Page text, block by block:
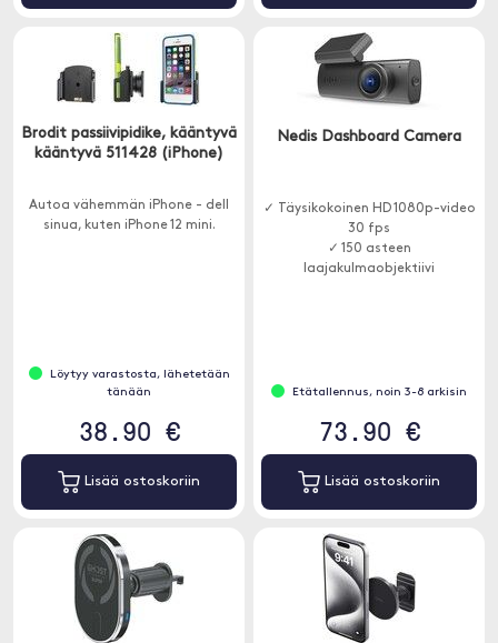
Brodit passiivipidike, kääntyvä
kääntyvä 511428 (iPhone)
Autoa vähemmän iPhone - dell
sinua, kuten iPhone 12 mini.
Löytyy varastosta, lähetetään
tänään
38.90 €
Lisää ostoskoriin
Nedis Dashboard Camera
✓ Täysikokoinen HD 1080p-video
30 fps
✓ 150 asteen
laajakulmaobjektiivi
Etätallennus, noin 3-8 arkisin
73.90 €
Lisää ostoskoriin